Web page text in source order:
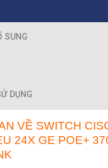
SUNG
DỤNG
VỀ SWITCH
24X GE POE+